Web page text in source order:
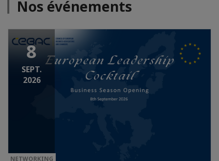
Nos événements
8
SEPT.
2026
NETWORKING